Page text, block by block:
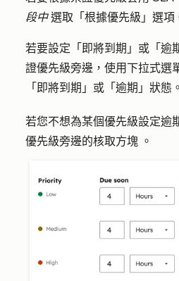
段中選取「 根據優先級 」選項
若要設定「即將到期」或「逾
證優先級旁邊，使用下拉式選
「即將到期」或「逾期」狀態。
若您不想為某個優先級設定逾
優先級旁邊的核取方塊 。